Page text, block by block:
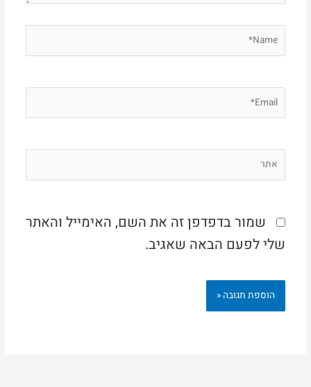
Name*
Email*
אתר
שמור בדפדפן זה את השם, האימייל והאתר
שלי לפעם הבאה שאגיב.